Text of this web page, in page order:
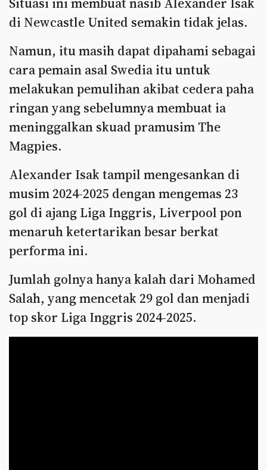
di Newcastle United semakin tidak jelas.
Namun, itu masih dapat dipahami sebagai
cara pemain asal Swedia itu untuk
melakukan pemulihan akibat cedera paha
ringan yang sebelumnya membuat ia
meninggalkan skuad pramusim The
Magpies.
Alexander Isak tampil mengesankan di
musim 2024-2025 dengan mengemas 23
gol di ajang Liga Inggris, Liverpool pon
menaruh ketertarikan besar berkat
performa ini.
Jumlah golnya hanya kalah dari Mohamed
Salah, yang mencetak 29 gol dan menjadi
top skor Liga Inggris 2024-2025.